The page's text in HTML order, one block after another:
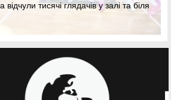
тисячі глядачів у залі та біля